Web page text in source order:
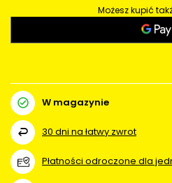
Możesz kupić
W magazynie
30 dni na łatwy zwrot
Płatności odroczone dla